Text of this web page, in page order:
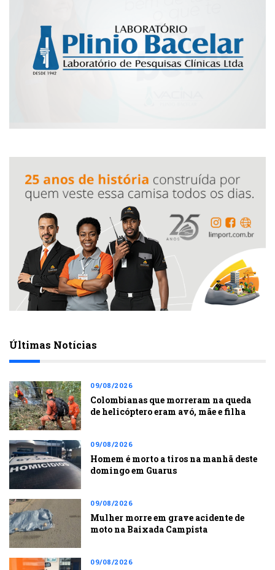
Últimas Notícias
09/08/2026
Colombianas que morreram na queda
de helicóptero eram avó, mãe e filha
09/08/2026
Homem é morto a tiros na manhã deste
domingo em Guarus
09/08/2026
Mulher morre em grave acidente de
moto na Baixada Campista
09/08/2026